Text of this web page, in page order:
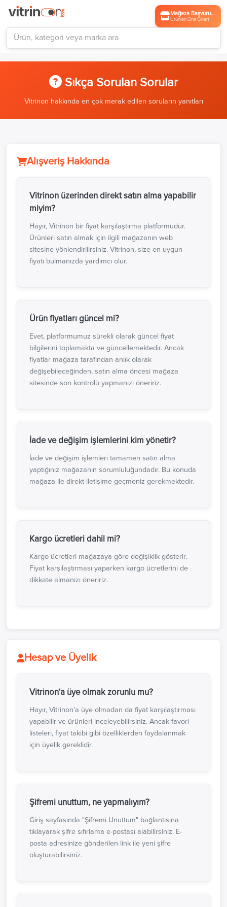
Mağaza Başvurusu
Ürünleri Öne Çıkart
Sıkça Sorulan Sorular
Vitrinon hakkında en çok merak edilen soruların yanıtları
Alışveriş Hakkında
Vitrinon üzerinden direkt satın alma yapabilir
miyim?
Hayır, Vitrinon bir fiyat karşılaştırma platformudur.
Ürünleri satın almak için ilgili mağazanın web
sitesine yönlendirilirsiniz. Vitrinon, size en uygun
fiyatı bulmanızda yardımcı olur.
Ürün fiyatları güncel mi?
Evet, platformumuz sürekli olarak güncel fiyat
bilgilerini toplamakta ve güncellemektedir. Ancak
fiyatlar mağaza tarafından anlık olarak
değişebileceğinden, satın alma öncesi mağaza
sitesinde son kontrolü yapmanızı öneririz.
İade ve değişim işlemlerini kim yönetir?
İade ve değişim işlemleri tamamen satın alma
yaptığınız mağazanın sorumluluğundadır. Bu konuda
mağaza ile direkt iletişime geçmeniz gerekmektedir.
Kargo ücretleri dahil mi?
Kargo ücretleri mağazaya göre değişiklik gösterir.
Fiyat karşılaştırması yaparken kargo ücretlerini de
dikkate almanızı öneririz.
Hesap ve Üyelik
Vitrinon'a üye olmak zorunlu mu?
Hayır, Vitrinon'a üye olmadan da fiyat karşılaştırması
yapabilir ve ürünleri inceleyebilirsiniz. Ancak favori
listeleri, fiyat takibi gibi özelliklerden faydalanmak
için üyelik gereklidir.
Şifremi unuttum, ne yapmalıyım?
Giriş sayfasında "Şifremi Unuttum" bağlantısına
tıklayarak şifre sıfırlama e-postası alabilirsiniz. E-
posta adresinize gönderilen link ile yeni şifre
oluşturabilirsiniz.